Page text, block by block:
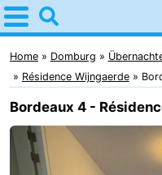
Home
Domburg
Tipps
Für
kindern
Webcam
Home Domburg
Résidence Wijngaerde
Bordeaux 4 -